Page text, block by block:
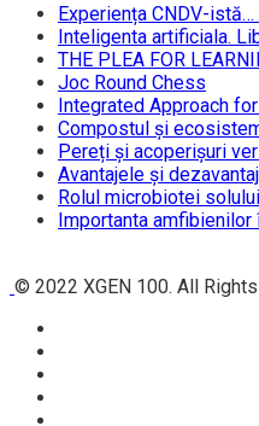
Experiența CNDV-istă…
Inteligenta artificiala.
THE PLEA FOR
Joc Round Chess
Integrated Approach
Compostul și
Pereți și acoperișuri
Avantajele și
Rolul microbiotei
Importanta amfibienilor
© 2022 XGEN 100. All